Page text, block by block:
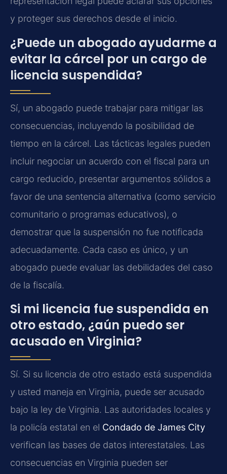
y proteger sus derechos desde el inicio.
¿Puede un abogado ayudarme a
evitar la cárcel por un cargo de
licencia suspendida?
Sí, un abogado puede trabajar para mitigar las
consecuencias, incluyendo la posibilidad de
tiempo en la cárcel. Las tácticas legales pueden
incluir negociar un acuerdo con el fiscal para un
cargo reducido, presentar argumentos sólidos a
favor de una sentencia alternativa (como servicio
comunitario o programas educativos), o
demostrar que la suspensión no fue notificada
adecuadamente. Cada caso es único, y un
abogado puede evaluar las debilidades del caso
de la fiscalía.
Si mi licencia fue suspendida en
otro estado, ¿aún puedo ser
acusado en Virginia?
Sí. Si su licencia de otro estado está suspendida
y usted maneja en Virginia, puede ser acusado
bajo la ley de Virginia. Las autoridades locales y
la policía estatal en el Condado de James City
verifican las bases de datos interestatales. Las
consecuencias en Virginia pueden ser